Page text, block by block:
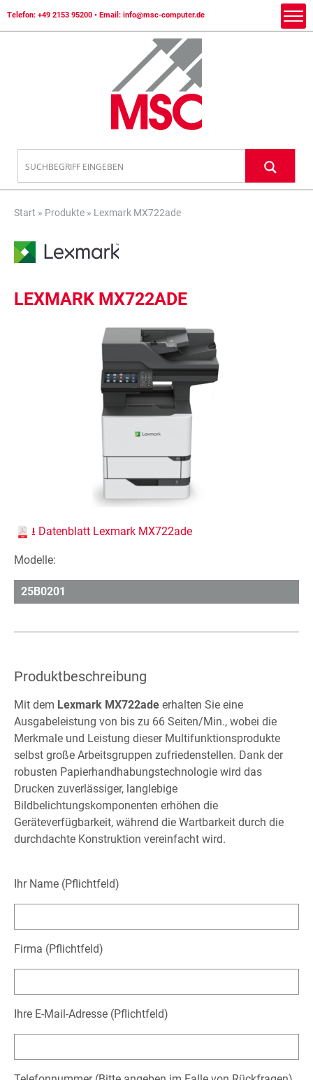
Telefon: +49 2153 95200 • Email: info@msc-computer.de
Start » Produkte » Lexmark MX722ade
LEXMARK MX722ADE
⭳ Datenblatt Lexmark MX722ade
Modelle:
25B0201
Produktbeschreibung
Mit dem Lexmark MX722ade erhalten Sie eine
Ausgabeleistung von bis zu 66 Seiten/Min., wobei die
Merkmale und Leistung dieser Multifunktionsprodukte
selbst große Arbeitsgruppen zufriedenstellen. Dank der
robusten Papierhandhabungstechnologie wird das
Drucken zuverlässiger, langlebige
Bildbelichtungskomponenten erhöhen die
Geräteverfügbarkeit, während die Wartbarkeit durch die
durchdachte Konstruktion vereinfacht wird.
Ihr Name (Pflichtfeld)
Firma (Pflichtfeld)
Ihre E-Mail-Adresse (Pflichtfeld)